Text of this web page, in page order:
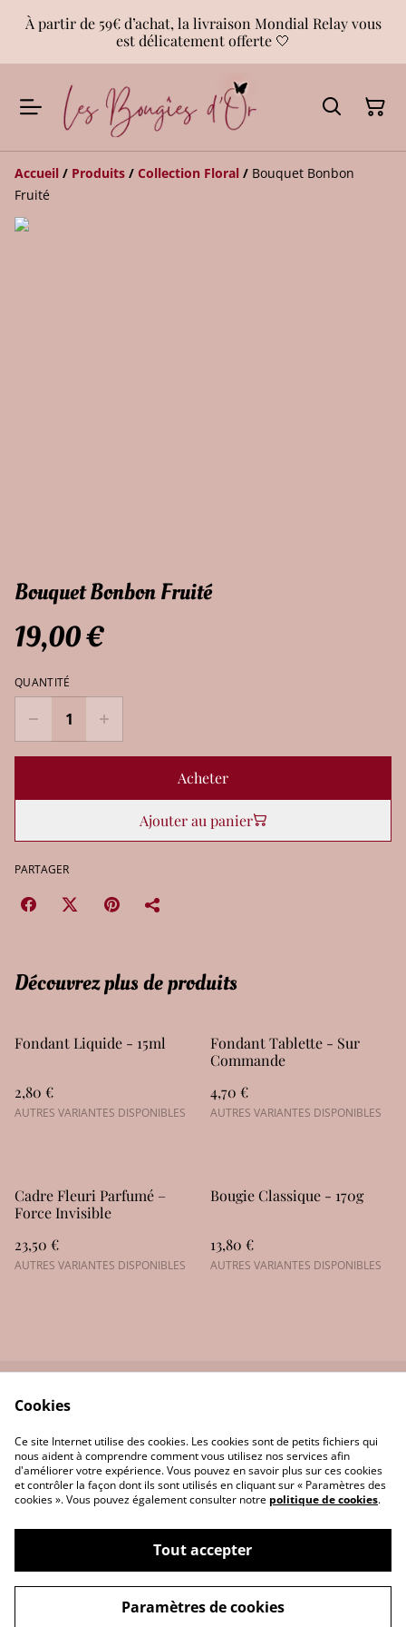
À partir de 59€ d’achat, la livraison Mondial Relay vous
est délicatement offerte 🤍
Accueil / Produits / Collection Floral / Bouquet Bonbon
Fruité
Bouquet Bonbon Fruité
19,00 €
QUANTITÉ
Acheter
Ajouter au panier
PARTAGER
Découvrez plus de produits
Fondant Liquide - 15ml
2,80 €
AUTRES VARIANTES DISPONIBLES
Fondant Tablette - Sur
Commande
4,70 €
AUTRES VARIANTES DISPONIBLES
Cadre Fleuri Parfumé –
Force Invisible
23,50 €
AUTRES VARIANTES DISPONIBLES
Bougie Classique - 170g
13,80 €
AUTRES VARIANTES DISPONIBLES
Politique de cookies
Conditions générales
©2026Les Bougies d'Or
powered by
Cookies
Ce site Internet utilise des cookies. Les cookies sont de petits fichiers qui
nous aident à comprendre comment vous utilisez nos services afin
d'améliorer votre expérience. Vous pouvez en savoir plus sur ces cookies
et contrôler la façon dont ils sont utilisés en cliquant sur « Paramètres des
cookies ». Vous pouvez également consulter notre politique de cookies.
Tout accepter
Paramètres de cookies